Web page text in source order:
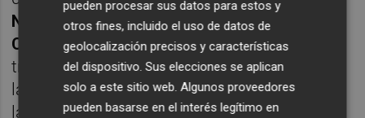
Nuestra Señora del Loreto, Esperanza y
Cueva Santa. Segorbe se llena de cultura y
tradición durante una semana, actos como
la Romería a la ermita de Nuestra Señora De
la Esperanza, los castillos de fuego, la
pueden procesar sus datos para estos y
otros fines, incluido el uso de datos de
geolocalización precisos y características
del dispositivo. Sus elecciones se aplican
solo a este sitio web. Algunos proveedores
pueden basarse en el interés legítimo en